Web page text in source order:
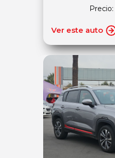
Precio:
Ver este auto